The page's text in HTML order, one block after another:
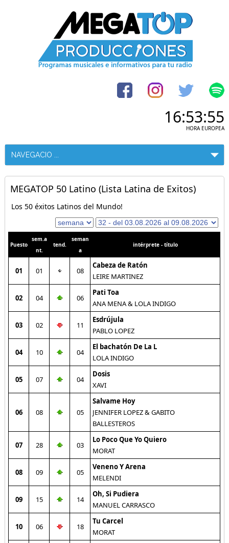
16:53:55
HORA EUROPEA
MEGATOP 50 Latino (Lista Latina de Exitos)
Los 50 éxitos Latinos del Mundo!
Puesto
sem.a
nt.
tend.
seman
a
intérprete - título
01 01 08
Cabeza de Ratón
LEIRE MARTINEZ
02 04 06
Pati Toa
ANA MENA & LOLA INDIGO
03 02 11
Esdrújula
PABLO LOPEZ
04 10 04
El bachatón De La L
LOLA INDIGO
05 07 04
Dosis
XAVI
06 08 05
Salvame Hoy
JENNIFER LOPEZ & GABITO
BALLESTEROS
07 28 03
Lo Poco Que Yo Quiero
MORAT
08 09 05
Veneno Y Arena
MELENDI
09 15 14
Oh, Si Pudiera
MANUEL CARRASCO
10 06 18
Tu Carcel
MORAT